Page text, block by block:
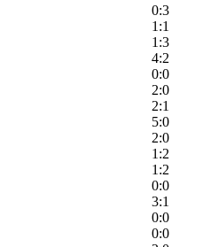
0:3
1:1
1:3
4:2
0:0
2:0
2:1
5:0
2:0
1:2
1:2
0:0
3:1
0:0
0:0